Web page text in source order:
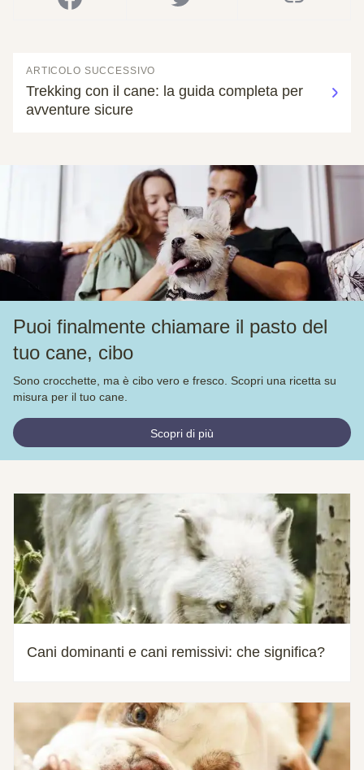
ARTICOLO SUCCESSIVO
Trekking con il cane: la guida completa per
avventure sicure
Puoi finalmente chiamare il pasto del
tuo cane, cibo
Sono crocchette, ma è cibo vero e fresco. Scopri una ricetta su
misura per il tuo cane.
Scopri di più
Cani dominanti e cani remissivi: che significa?